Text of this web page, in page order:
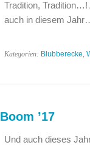
Tradition, Tradition…!
auch in diesem
Kategorien: Blubberecke,
Boom ’17
Und auch dieses